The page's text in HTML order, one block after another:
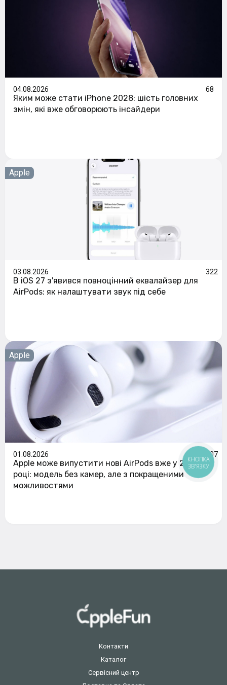
04.08.2026 68
Яким може стати iPhone 2028: шість головних
змін, які вже обговорюють інсайдери
Apple
03.08.2026 322
В iOS 27 з'явився повноцінний еквалайзер для
AirPods: як налаштувати звук під себе
Apple
01.08.2026 107
Apple може випустити нові AirPods вже у 2026
році: модель без камер, але з покращеними
можливостями
Контакти
Каталог
Сервісний центр
КНОПКА
ЗВ'ЯЗКУ